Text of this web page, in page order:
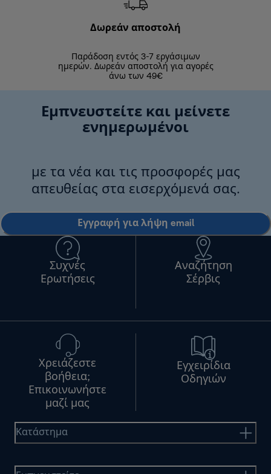
Δωρεάν αποστολή
Παράδοση εντός 3-7 εργάσιμων
ημερών. Δωρεάν αποστολή για αγορές
άνω των 49€
Εμπνευστείτε και μείνετε
ενημερωμένοι
με τα νέα και τις προσφορές μας
απευθείας στα εισερχόμενά σας.
Εγγραφή για λήψη email
Συχνές
Ερωτήσεις
Αναζήτηση
Σέρβις
Χρειάζεστε
βοήθεια;
Επικοινωνήστε
μαζί μας
Εγχειρίδια
Οδηγιών
Κατάστημα